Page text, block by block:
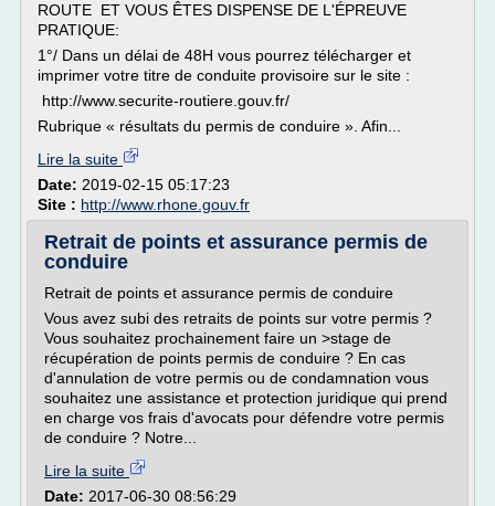
ROUTE ET VOUS ÊTES DISPENSE DE L'ÉPREUVE
PRATIQUE:
1°/ Dans un délai de 48H vous pourrez télécharger et
imprimer votre titre de conduite provisoire sur le site :
http://www.securite-routiere.gouv.fr/
Rubrique « résultats du permis de conduire ». Afin...
Lire la suite
Date: 2019-02-15 05:17:23
Site : http://www.rhone.gouv.fr
Retrait de points et assurance permis de
conduire
Retrait de points et assurance permis de conduire
Vous avez subi des retraits de points sur votre permis ?
Vous souhaitez prochainement faire un >stage de
récupération de points permis de conduire ? En cas
d'annulation de votre permis ou de condamnation vous
souhaitez une assistance et protection juridique qui prend
en charge vos frais d'avocats pour défendre votre permis
de conduire ? Notre...
Lire la suite
Date: 2017-06-30 08:56:29